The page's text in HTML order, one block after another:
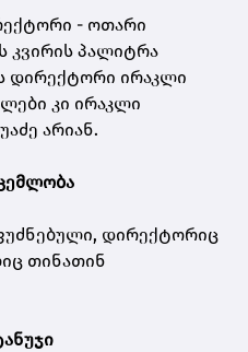
- ოთარი
კვირის პალიტრა
დირექტორი ირაკლი
კი ირაკლი
არიან.
დირექტორიც
თინათინ